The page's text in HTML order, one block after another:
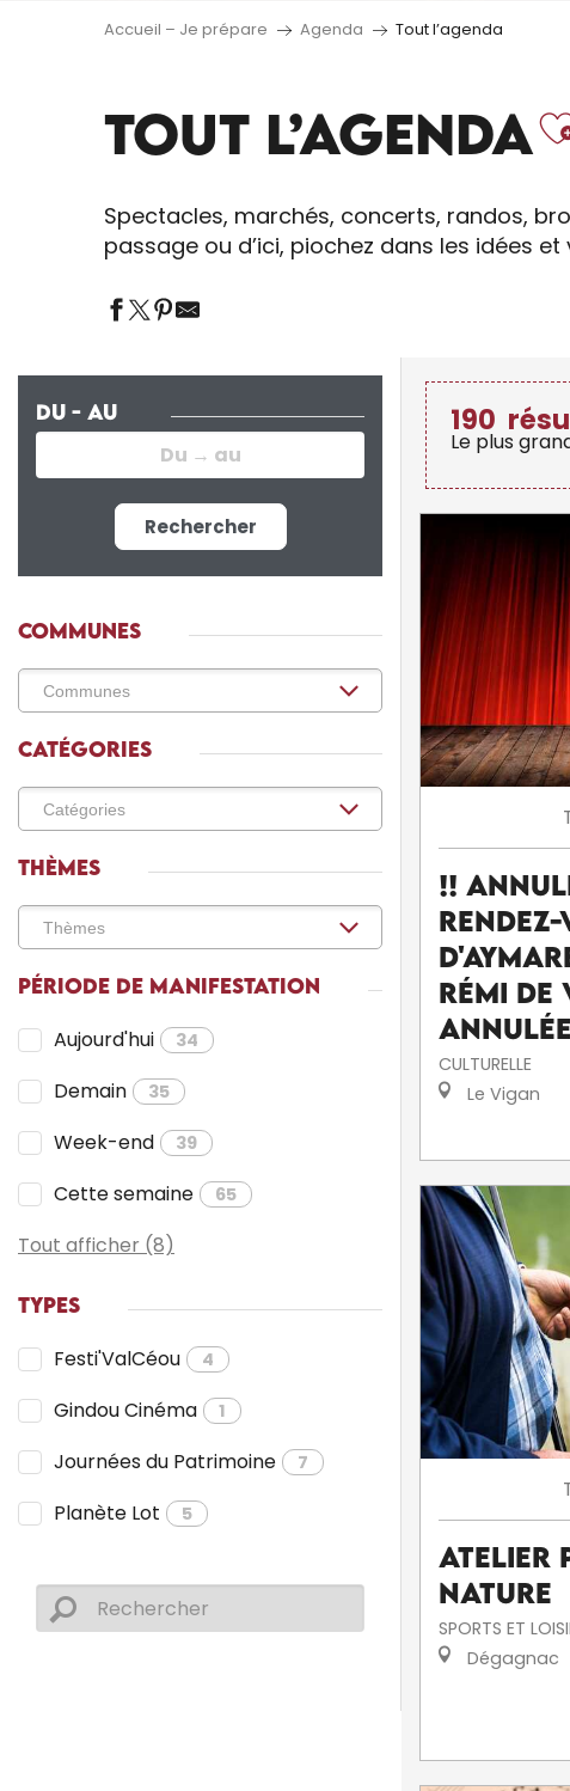
Accueil – Je prépare Agenda Tout l’agenda
TOUT L’AGENDA
Spectacles, marchés, concerts, randos,
passage ou d’ici, piochez dans les idées
DU - AU
Rechercher
COMMUNES
CATÉGORIES
THÈMES
PÉRIODE DE MANIFESTATION
Aujourd'hui 34
Demain 35
Week-end 39
Cette semaine 65
Tout afficher (8)
TYPES
Festi'ValCéou 4
Gindou Cinéma 1
Journées du Patrimoine 7
Planète Lot 5
190
Le plus
!!
Rémi De
CULTURELLE
Le Vigan
Atelier
Nature
SPORTS ET
Dégagnac